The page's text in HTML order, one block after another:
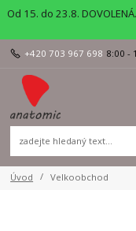
Od 15. do 23.8.
+420 703 967 698 8:00 -
Úvod Velkoobchod